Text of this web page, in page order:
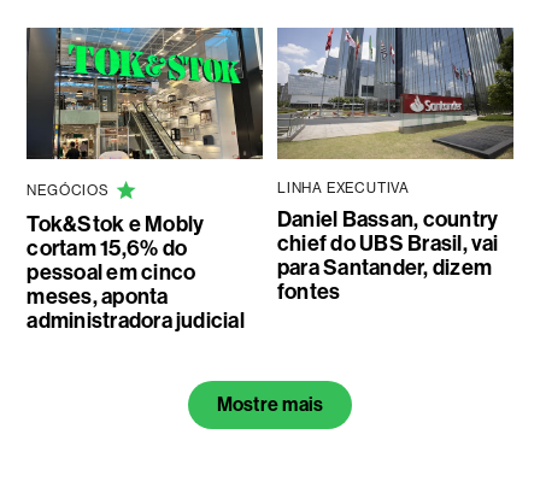
NEGÓCIOS
Tok&Stok e Mobly
cortam 15,6% do
pessoal em cinco
meses, aponta
administradora judicial
LINHA EXECUTIVA
Daniel Bassan, country
chief do UBS Brasil, vai
para Santander, dizem
fontes
Mostre mais